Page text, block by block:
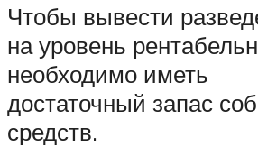
Чтобы вывести
на уровень
необходимо иметь
достаточный запас
средств.